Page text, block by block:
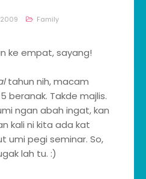
Family
ke empat, sayang!
tahun nih, macam
beranak. Takde majlis.
ngan abah ingat, kan
kali ni kita ada kat
umi pegi seminar. So,
lah tu. :)